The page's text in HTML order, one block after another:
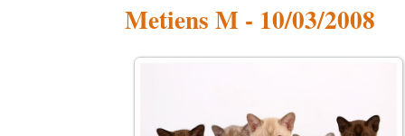
Metiens M - 10/03/2008